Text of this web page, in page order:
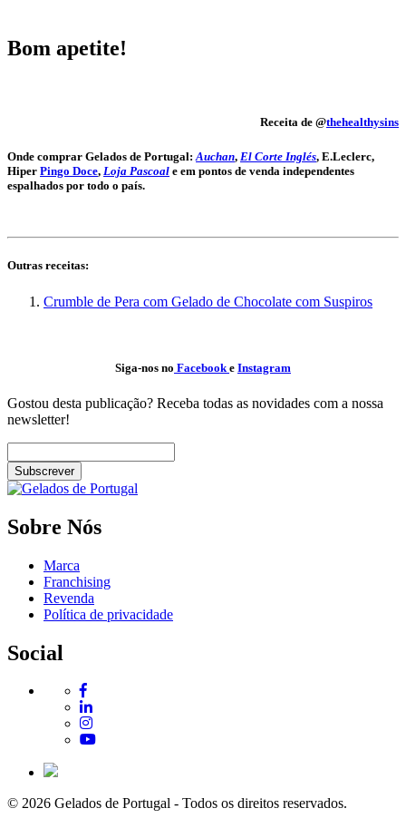
Bom apetite!
Receita de @thehealthysins
Onde comprar Gelados de Portugal: Auchan, El Corte Inglés, E.Leclerc,
Hiper Pingo Doce, Loja Pascoal e em pontos de venda independentes
espalhados por todo o país.
Outras receitas:
Crumble de Pera com Gelado de Chocolate com Suspiros
Siga-nos no Facebook e Instagram
Gostou desta publicação? Receba todas as novidades com a nossa
newsletter!
Subscrever
Sobre Nós
Marca
Franchising
Revenda
Política de privacidade
Social
© 2026 Gelados de Portugal - Todos os direitos reservados.